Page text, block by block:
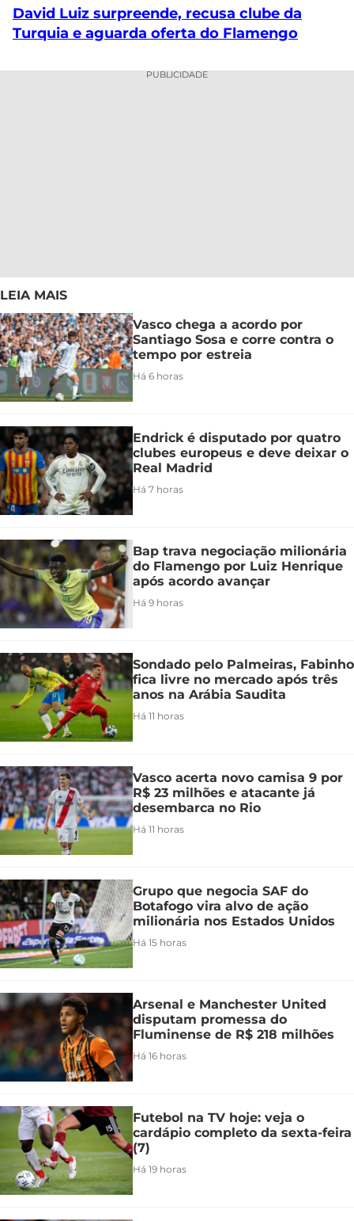
David Luiz surpreende, recusa clube da
Turquia e aguarda oferta do Flamengo
PUBLICIDADE
LEIA MAIS
Vasco chega a acordo por
Santiago Sosa e corre contra o
tempo por estreia
Há 6 horas
Endrick é disputado por quatro
clubes europeus e deve deixar o
Real Madrid
Há 7 horas
Bap trava negociação milionária
do Flamengo por Luiz Henrique
após acordo avançar
Há 9 horas
Sondado pelo Palmeiras, Fabinho
fica livre no mercado após três
anos na Arábia Saudita
Há 11 horas
Vasco acerta novo camisa 9 por
R$ 23 milhões e atacante já
desembarca no Rio
Há 11 horas
Grupo que negocia SAF do
Botafogo vira alvo de ação
milionária nos Estados Unidos
Há 15 horas
Arsenal e Manchester United
disputam promessa do
Fluminense de R$ 218 milhões
Há 16 horas
Futebol na TV hoje: veja o
cardápio completo da sexta-feira
(7)
Há 19 horas